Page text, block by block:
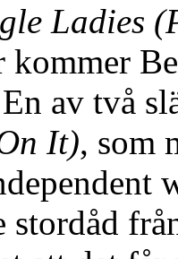
Ladies
kommer
av två
It), som
stordåd